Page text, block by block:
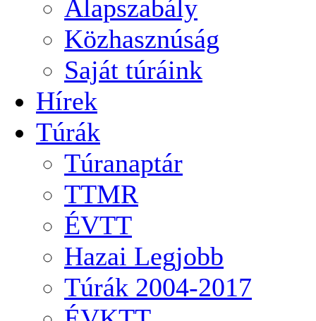
Alapszabály
Közhasznúság
Saját túráink
Hírek
Túrák
Túranaptár
TTMR
ÉVTT
Hazai Legjobb
Túrák 2004-2017